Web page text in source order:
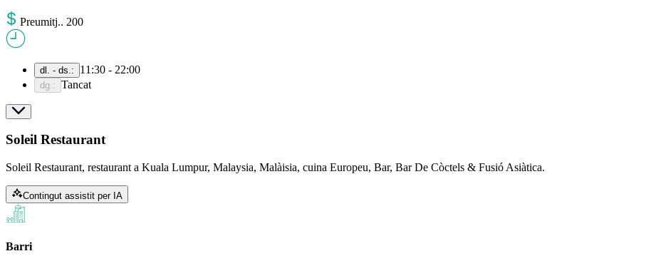
Preumitj.. 200
dl. - ds. : 11:30 - 22:00
dg. : Tancat
Soleil Restaurant
Soleil Restaurant, restaurant a Kuala Lumpur, Malaysia, Malàisia, cuina Europeu, Bar, Bar De Còctels & Fusió Asiàtica.
Contingut assistit per IA
Barri